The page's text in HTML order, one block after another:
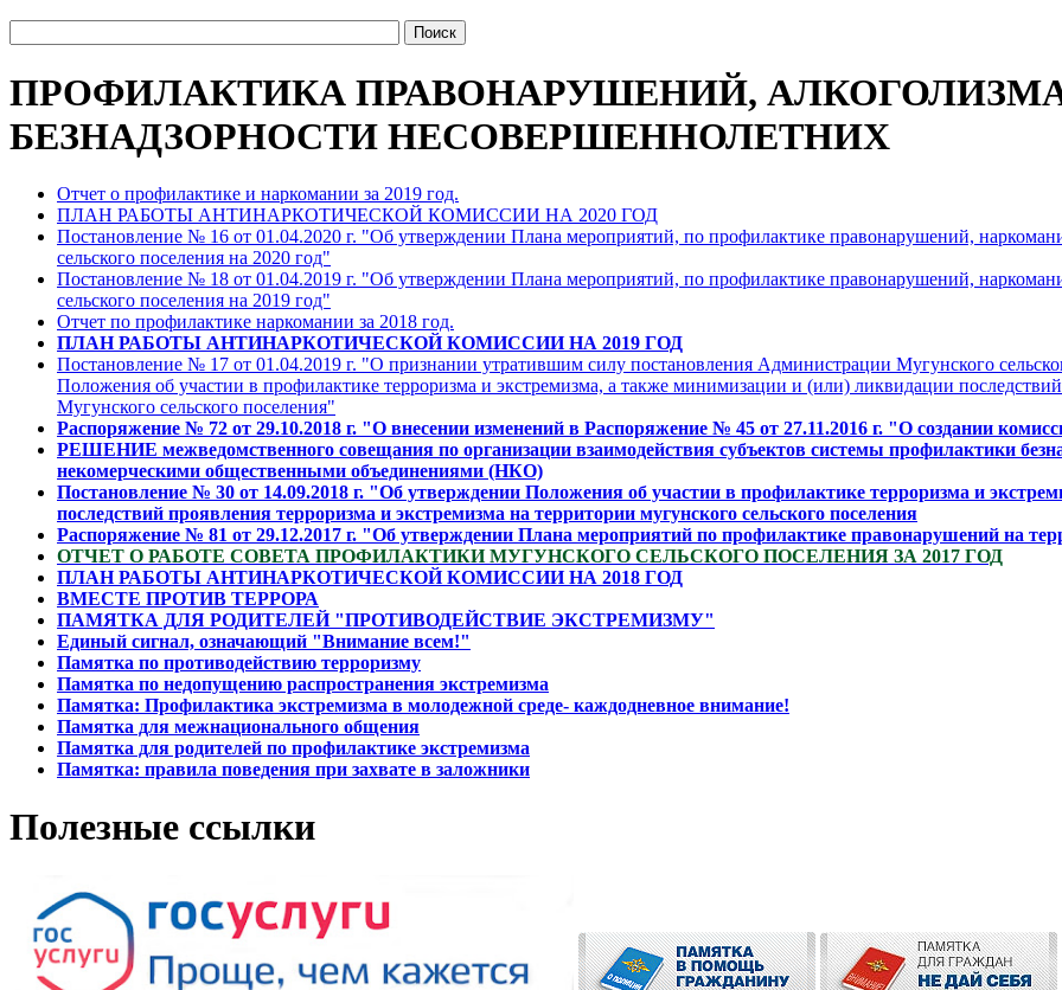
ПРОФИЛАКТИКА ПРАВОНАРУШЕНИЙ,
БЕЗНАДЗОРНОСТИ НЕСОВЕРШЕННОЛЕТНИХ
Отчет о профилактике и наркомании за 2019 год.
ПЛАН РАБОТЫ АНТИНАРКОТИЧЕСКОЙ КОМИССИИ НА 2020 ГОД
Постановление № 16 от 01.04.2020 г. "Об утверждении Плана мероприятий, по профилактике правонарушений,
сельского поселения на 2020 год"
Постановление № 18 от 01.04.2019 г. "Об утверждении Плана мероприятий, по профилактике правонарушений,
сельского поселения на 2019 год"
Отчет по профилактике наркомании за 2018 год.
ПЛАН РАБОТЫ АНТИНАРКОТИЧЕСКОЙ КОМИССИИ НА 2019 ГОД
Постановление № 17 от 01.04.2019 г. "О признании утратившим силу постановления Администрации Мугунского
Положения об участии в профилактике терроризма и экстремизма, а также минимизации и (или) ликвидации
Мугунского сельского поселения"
Распоряжение № 72 от 29.10.2018 г. "О внесении изменений в Распоряжение № 45 от 27.11.2016 г. "О создании
РЕШЕНИЕ межведомственного совещания по организации взаимодействия субъектов системы профилактики
некомерческими общественными объединениями (НКО)
Постановление № 30 от 14.09.2018 г. "Об утверждении Положения об участии в профилактике терроризма и
последствий проявления терроризма и экстремизма на территории мугунского сельского поселения
Распоряжение № 81 от 29.12.2017 г. "Об утверждении Плана мероприятий по профилактике правонарушений на
ОТЧЕТ О РАБОТЕ СОВЕТА ПРОФИЛАКТИКИ МУГУНСКОГО СЕЛЬСКОГО ПОСЕЛЕНИЯ ЗА 2017 ГОД
ПЛАН РАБОТЫ АНТИНАРКОТИЧЕСКОЙ КОМИССИИ НА 2018 ГОД
ВМЕСТЕ ПРОТИВ ТЕРРОРА
ПАМЯТКА ДЛЯ РОДИТЕЛЕЙ "ПРОТИВОДЕЙСТВИЕ ЭКСТРЕМИЗМУ"
Единый сигнал, означающий "Внимание всем!"
Памятка по противодействию терроризму
Памятка по недопущению распространения экстремизма
Памятка: Профилактика экстремизма в молодежной среде- каждодневное внимание!
Памятка для межнационального общения
Памятка для родителей по профилактике экстремизма
Памятка: правила поведения при захвате в заложники
Полезные ссылки